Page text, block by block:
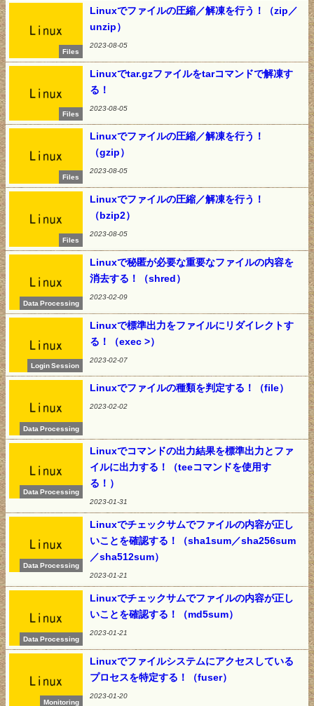
Files
Linuxでファイルの圧縮／解凍を行う！（zip／
unzip）
2023-08-05
Files
Linuxでtar.gzファイルをtarコマンドで解凍す
る！
2023-08-05
Files
Linuxでファイルの圧縮／解凍を行う！
（gzip）
2023-08-05
Files
Linuxでファイルの圧縮／解凍を行う！
（bzip2）
2023-08-05
Data Processing
Linuxで秘匿が必要な重要なファイルの内容を
消去する！（shred）
2023-02-09
Login Session
Linuxで標準出力をファイルにリダイレクトす
る！（exec >）
2023-02-07
Data Processing
Linuxでファイルの種類を判定する！（file）
2023-02-02
Data Processing
Linuxでコマンドの出力結果を標準出力とファ
イルに出力する！（teeコマンドを使用す
る！）
2023-01-31
Data Processing
Linuxでチェックサムでファイルの内容が正し
いことを確認する！（sha1sum／sha256sum
／sha512sum）
2023-01-21
Data Processing
Linuxでチェックサムでファイルの内容が正し
いことを確認する！（md5sum）
2023-01-21
Monitoring
Linuxでファイルシステムにアクセスしている
プロセスを特定する！（fuser）
2023-01-20